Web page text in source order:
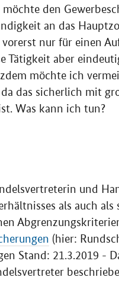
den
an das
nur für einen
Tätigkeit aber
möchte ich
das sicherlich mit
Was kann ich tun?
und
als auch
(hier:
Stand: 21.3.2019 -